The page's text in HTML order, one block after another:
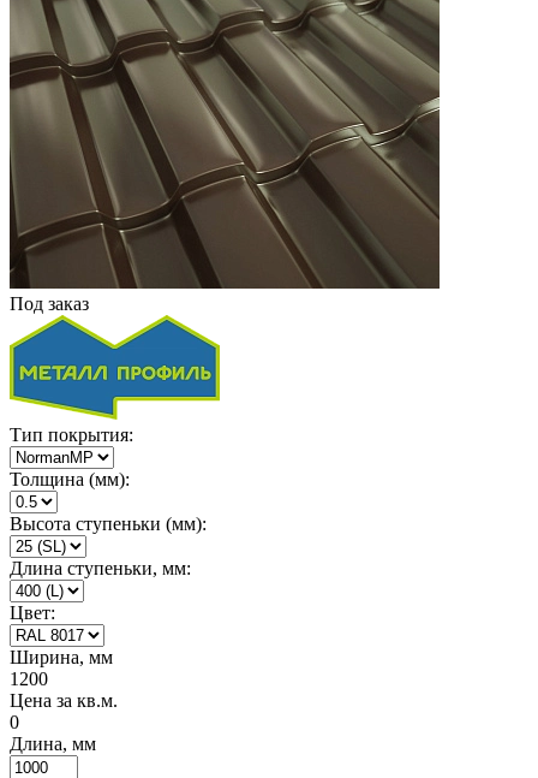
Под заказ
Тип покрытия:
Толщина (мм):
Высота ступеньки (мм):
Длина ступеньки, мм:
Цвет:
Ширина, мм
1200
Цена за кв.м.
0
Длина, мм